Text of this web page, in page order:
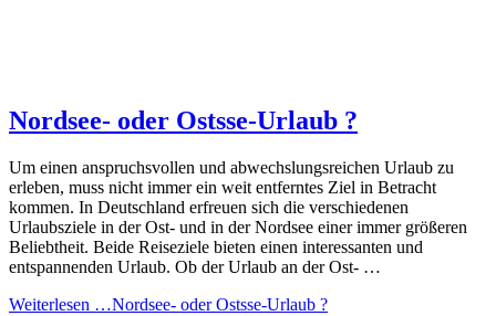
Nordsee- oder Ostsse-Urlaub ?
Um einen anspruchsvollen und abwechslungsreichen Urlaub zu
erleben, muss nicht immer ein weit entferntes Ziel in Betracht
kommen. In Deutschland erfreuen sich die verschiedenen
Urlaubsziele in der Ost- und in der Nordsee einer immer größeren
Beliebtheit. Beide Reiseziele bieten einen interessanten und
entspannenden Urlaub. Ob der Urlaub an der Ost- …
Weiterlesen …Nordsee- oder Ostsse-Urlaub ?